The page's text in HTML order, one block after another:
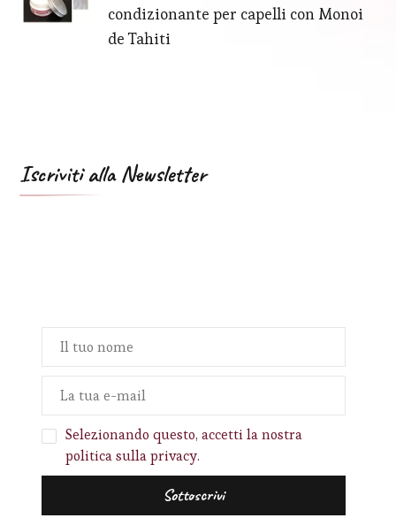
condizionante per capelli con Monoi
de Tahiti
Iscriviti alla Newsletter
Selezionando questo, accetti la nostra
politica sulla privacy.